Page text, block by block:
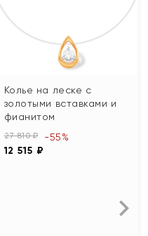
Колье на леске с
золотыми вставками и
фианитом
27 810 ₽
12 515 ₽
-55%